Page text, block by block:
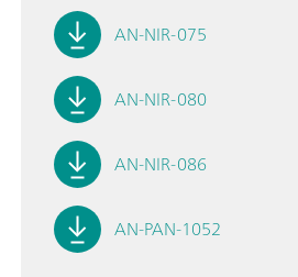
AN-NIR-075
AN-NIR-080
AN-NIR-086
AN-PAN-1052